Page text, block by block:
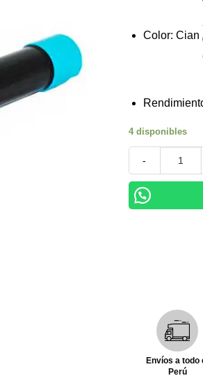
Color: Cian
4 disponibles
Tóner Xerox
Envíos a todo
Perú